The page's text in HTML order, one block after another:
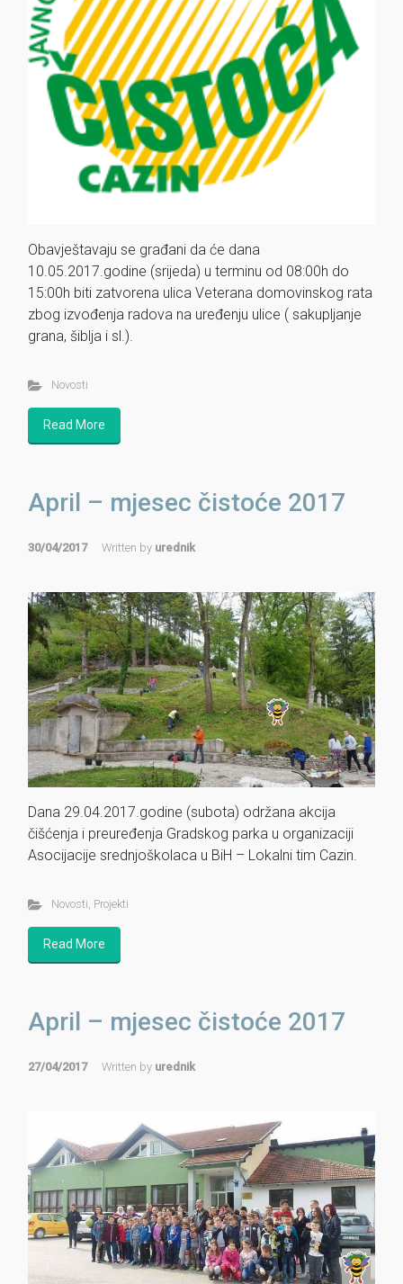
Obavještavaju se građani da će dana
10.05.2017.godine (srijeda) u terminu od 08:00h do
15:00h biti zatvorena ulica Veterana domovinskog rata
zbog izvođenja radova na uređenju ulice ( sakupljanje
grana, šiblja i sl.).
Novosti
Read More
April – mjesec čistoće 2017
30/04/2017 Written by urednik
Dana 29.04.2017.godine (subota) održana akcija
čišćenja i preuređenja Gradskog parka u organizaciji
Asocijacije srednjoškolaca u BiH – Lokalni tim Cazin.
Novosti, Projekti
Read More
April – mjesec čistoće 2017
27/04/2017 Written by urednik